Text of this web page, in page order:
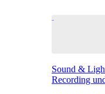
Sound &
Recording